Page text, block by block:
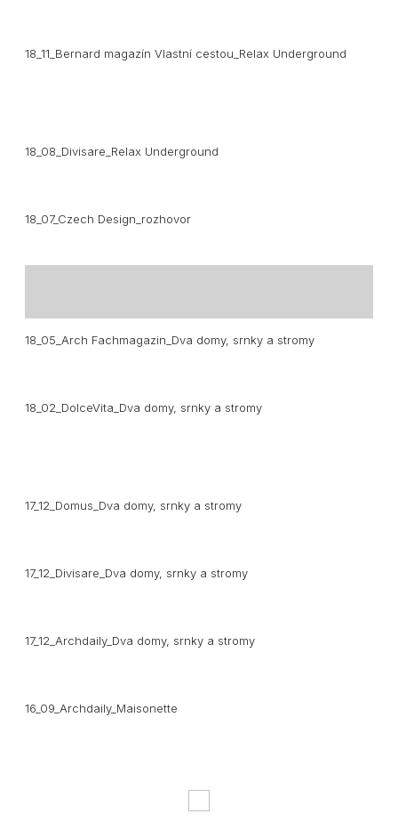
18_11_Bernard magazín Vlastní cestou_Relax Underground
18_08_Divisare_ Relax Underground
18_07_Czech Design_rozhovor
18_05_Arch Fachmagazin_Dva domy, srnky a stromy
18_02_DolceVita_Dva domy, srnky a stromy
17_12_Domus_ Dva domy, srnky a stromy
17_12_Divisare_ Dva domy, srnky a stromy
17_12_Archdaily_ Dva domy, srnky a stromy
16_09_Archdaily_Maisonette